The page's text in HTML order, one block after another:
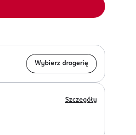
Wybierz drogerię
Szczegóły